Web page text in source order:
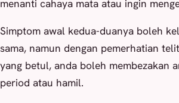
menanti cahaya mata atau ingin
Simptom awal kedua-duanya boleh
sama, namun dengan pemerhatian
yang betul, anda boleh membezakan
period atau hamil.